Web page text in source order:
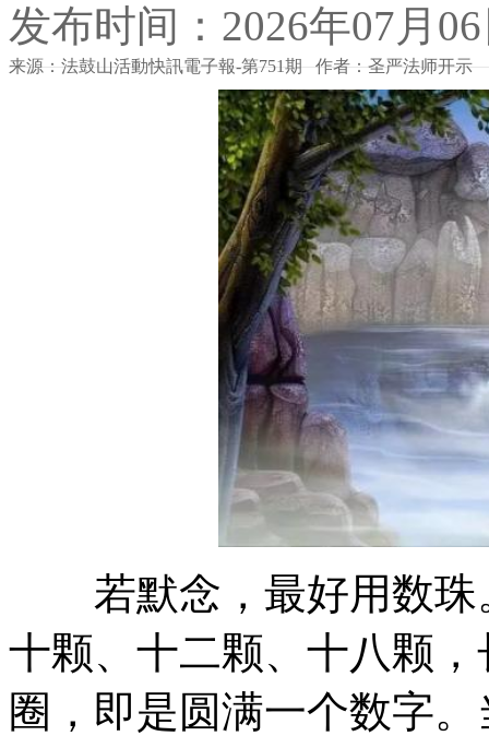
发布时间：2026年07月
来源：法鼓山活動快訊電子報-第751期 作者：圣严法师开示
若默念，最好用数珠
十颗、十二颗、十八颗
圈，即是圆满一个数字